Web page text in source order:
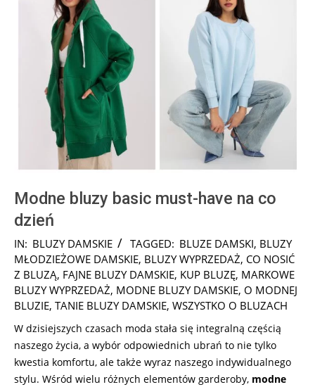
Modne bluzy basic must-have na co
dzień
2024-
10-
22
IN: BLUZY DAMSKIE TAGGED: BLUZE DAMSKI, BLUZY
MŁODZIEŻOWE DAMSKIE, BLUZY WYPRZEDAŻ, CO NOSIĆ
Z BLUZĄ, FAJNE BLUZY DAMSKIE, KUP BLUZĘ, MARKOWE
BLUZY WYPRZEDAŻ, MODNE BLUZY DAMSKIE, O MODNEJ
BLUZIE, TANIE BLUZY DAMSKIE, WSZYSTKO O BLUZACH
W dzisiejszych czasach moda stała się integralną częścią
naszego życia, a wybór odpowiednich ubrań to nie tylko
kwestia komfortu, ale także wyraz naszego indywidualnego
stylu. Wśród wielu różnych elementów garderoby, modne